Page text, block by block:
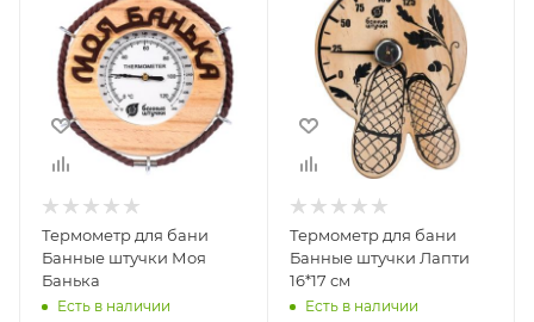
Глубина, мм
20
Высота, мм
140
Материал
Сосна
Габариты В*Ш*Г мм
140x140x20
Гарантия, мес.
Термометр для бани
Банные штучки Моя
Банька
Есть в наличии
Глубина, мм
Высота, мм
160
Материал
Дерево
Габариты В*Ш*Г мм
160x170
Термометр для бани
Банные штучки Лапти
16*17 см
Есть в наличии